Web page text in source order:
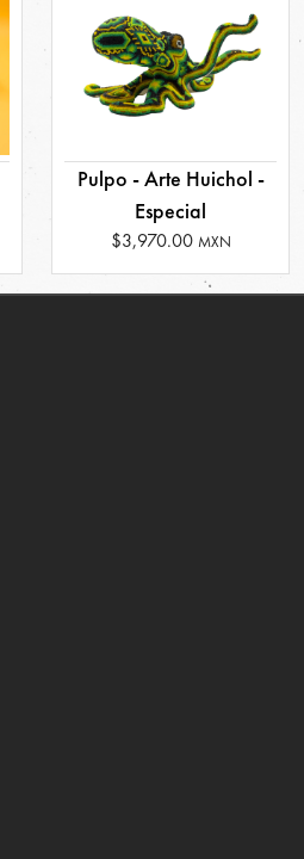
Pulpo - Arte Huichol -
Especial
$3,970.00 MXN